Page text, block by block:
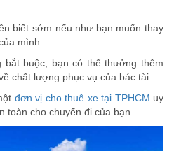
biết sớm nếu như bạn muốn thay
mình.
bắt buộc, bạn có thể thưởng thêm
chất lượng phục vụ của bác tài.
đơn vị cho thuê xe tại TPHCM uy
toàn cho chuyến đi của bạn.